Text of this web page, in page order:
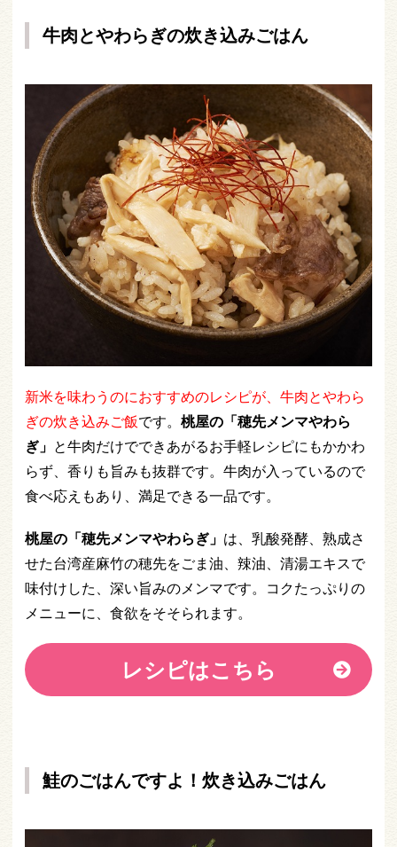
牛肉とやわらぎの炊き込みごはん
新米を味わうのにおすすめのレシピが、牛肉とやわら
ぎの炊き込みご飯です。 桃屋の「穂先メンマやわら
ぎ」 と牛肉だけでできあがるお手軽レシピにもかかわ
らず、香りも旨みも抜群です。牛肉が入っているので
食べ応えもあり、満足できる一品です。
桃屋の「穂先メンマやわらぎ」 は、乳酸発酵、熟成さ
せた台湾産麻竹の穂先をごま油、辣油、清湯エキスで
味付けした、深い旨みのメンマです。コクたっぷりの
メニューに、食欲をそそられます。
レシピはこちら
鮭のごはんですよ！炊き込みごはん